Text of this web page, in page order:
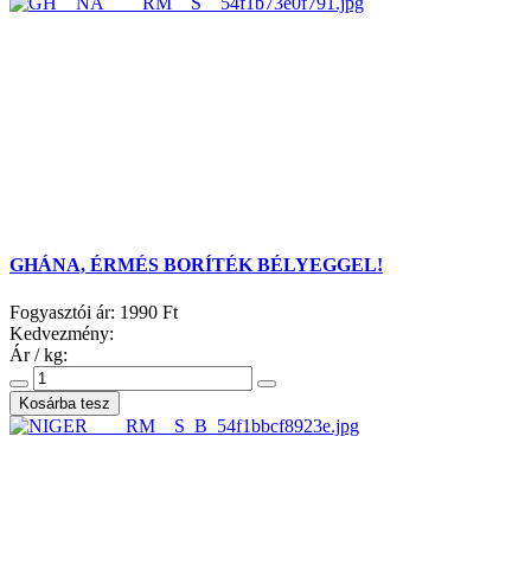
GHÁNA, ÉRMÉS BORÍTÉK BÉLYEGGEL!
Fogyasztói ár: 1990 Ft
Kedvezmény:
Ár / kg: